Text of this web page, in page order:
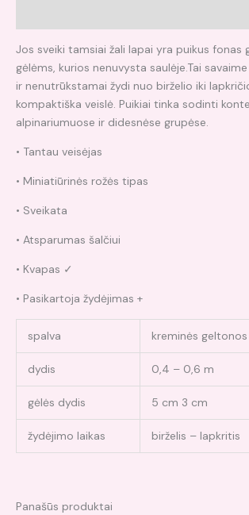
Jos sveiki tamsiai žali lapai yra puikus fonas
gėlėms, kurios nenuvysta saulėje.Tai
ir nenutrūkstamai žydi nuo birželio iki
kompaktiška veislė. Puikiai tinka sodinti
alpinariumuose ir didesnėse grupėse.
• Tantau veisėjas
• Miniatiūrinės rožės tipas
• Sveikata
• Atsparumas šalčiui
• Kvapas ✓
• Pasikartoja žydėjimas +
spalva kreminės
dydis 0,4 – 0,6 m
gėlės dydis 5 cm 3 cm
žydėjimo laikas birželis – lapkritis
Panašūs produktai